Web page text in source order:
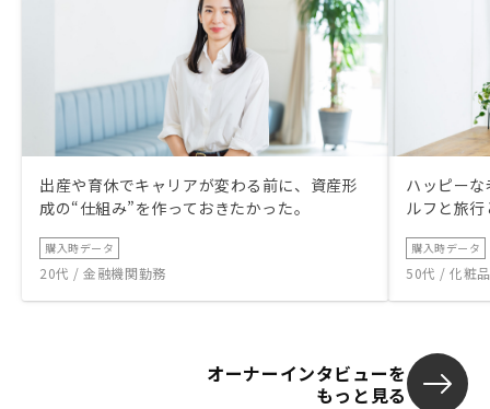
出産や育休でキャリアが変わる前に、資産形
成の“仕組み”を作っておきたかった。
購入時データ
20代 / 金融機関勤務
ハッピー
ルフと旅
購入時データ
50代 / 化粧
オーナーインタビューを
もっと見る